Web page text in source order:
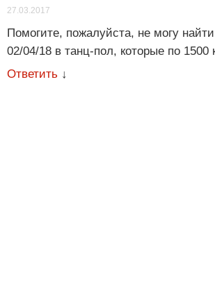
27.03.2017
Помогите, пожалуйста, не могу
02/04/18 в танц-пол, которые по 1500
Ответить ↓